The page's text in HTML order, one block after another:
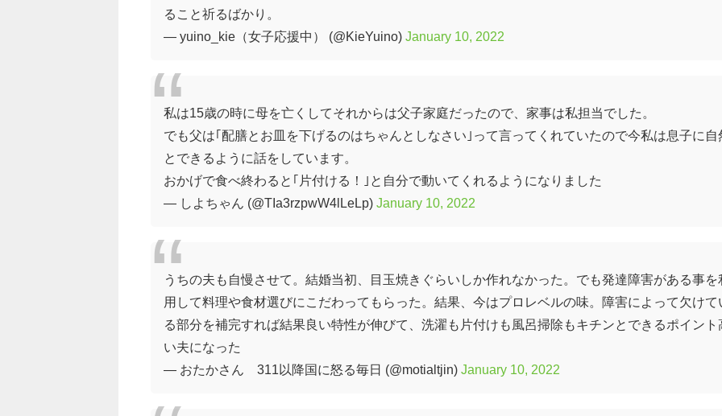
ること祈るばかり。
— yuino_kie（女子応援中） (@KieYuino) January 10, 2022
私は15歳の時に母を亡くしてそれからは父子家庭だったので、家事は私担当でした。
でも父は｢配膳とお皿を下げるのはちゃんとしなさい｣って言ってくれていたので今私は息子に自
とできるように話をしています。
おかげで食べ終わると｢片付ける！｣と自分で動いてくれるようになりました
— しよちゃん (@TIa3rzpwW4lLeLp) January 10, 2022
うちの夫も自慢させて。結婚当初、目玉焼きぐらいしか作れなかった。でも発達障害がある事を
用して料理や食材選びにこだわってもらった。結果、今はプロレベルの味。障害によって欠けて
る部分を補完すれば結果良い特性が伸びて、洗濯も片付けも風呂掃除もキチンとできるポイント
い夫になった
— おたかさん 311以降国に怒る毎日 (@motialtjin) January 10, 2022